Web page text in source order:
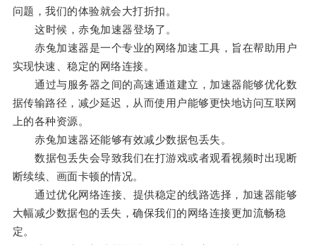
问题，我们的体验就会大打折扣。
这时候，赤兔加速器登场了。
赤兔加速器是一个专业的网络加速工具，旨在帮助用户
实现快速、稳定的网络连接。
通过与服务器之间的高速通道建立，加速器能够优化数
据传输路径，减少延迟，从而使用户能够更快地访问互联网
上的各种资源。
赤兔加速器还能够有效减少数据包丢失。
数据包丢失会导致我们在打游戏或者观看视频时出现断
断续续、画面卡顿的情况。
通过优化网络连接、提供稳定的线路选择，加速器能够
大幅减少数据包的丢失，确保我们的网络连接更加流畅稳
定。